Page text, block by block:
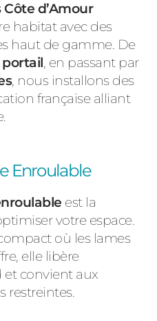
d’Amour
habitat avec des
haut de gamme. De
portail, en passant par
, nous installons des
française alliant
Enroulable
est la
votre espace.
où les lames
elle libère
convient aux
restreintes.